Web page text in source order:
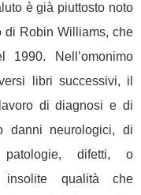
è già piuttosto noto
di Robin Williams, che
1990. Nell’omonimo
libri successivi, il
di diagnosi e di
danni neurologici, di
difetti, o
insolite qualità che